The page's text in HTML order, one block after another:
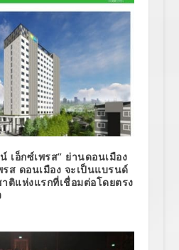
เอ็กซ์เพรส” ย่านดอนเมือง
รส ดอนเมือง จะเป็นแบรนด์
ติแห่งแรกที่เชื่อมต่อโดยตรง